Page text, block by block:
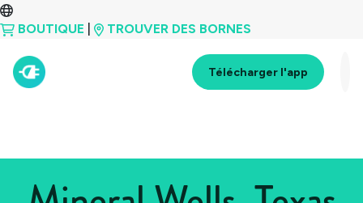
BOUTIQUE TROUVER DES BORNES
Télécharger l'app